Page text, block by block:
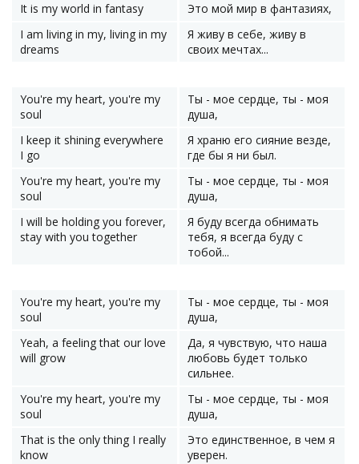
It is my world in fantasy
Это мой мир в фантазиях,
I am living in my, living in my
dreams
Я живу в себе, живу в
своих мечтах...
You're my heart, you're my
soul
Ты - мое сердце, ты - моя
душа,
I keep it shining everywhere
I go
Я храню его сияние везде,
где бы я ни был.
You're my heart, you're my
soul
Ты - мое сердце, ты - моя
душа,
I will be holding you forever,
stay with you together
Я буду всегда обнимать
тебя, я всегда буду с
тобой...
You're my heart, you're my
soul
Ты - мое сердце, ты - моя
душа,
Yeah, a feeling that our love
will grow
Да, я чувствую, что наша
любовь будет только
сильнее.
You're my heart, you're my
soul
Ты - мое сердце, ты - моя
душа,
That is the only thing I really
know
Это единственное, в чем я
уверен.